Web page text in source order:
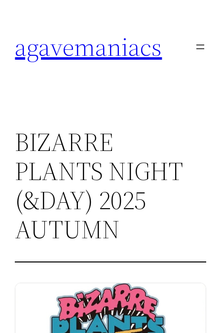
agavemaniacs
BIZARRE
PLANTS NIGHT
(&DAY) 2025
AUTUMN